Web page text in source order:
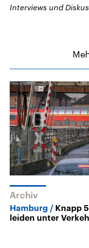
Interviews und
Archiv
Hamburg
Knapp
leiden unter